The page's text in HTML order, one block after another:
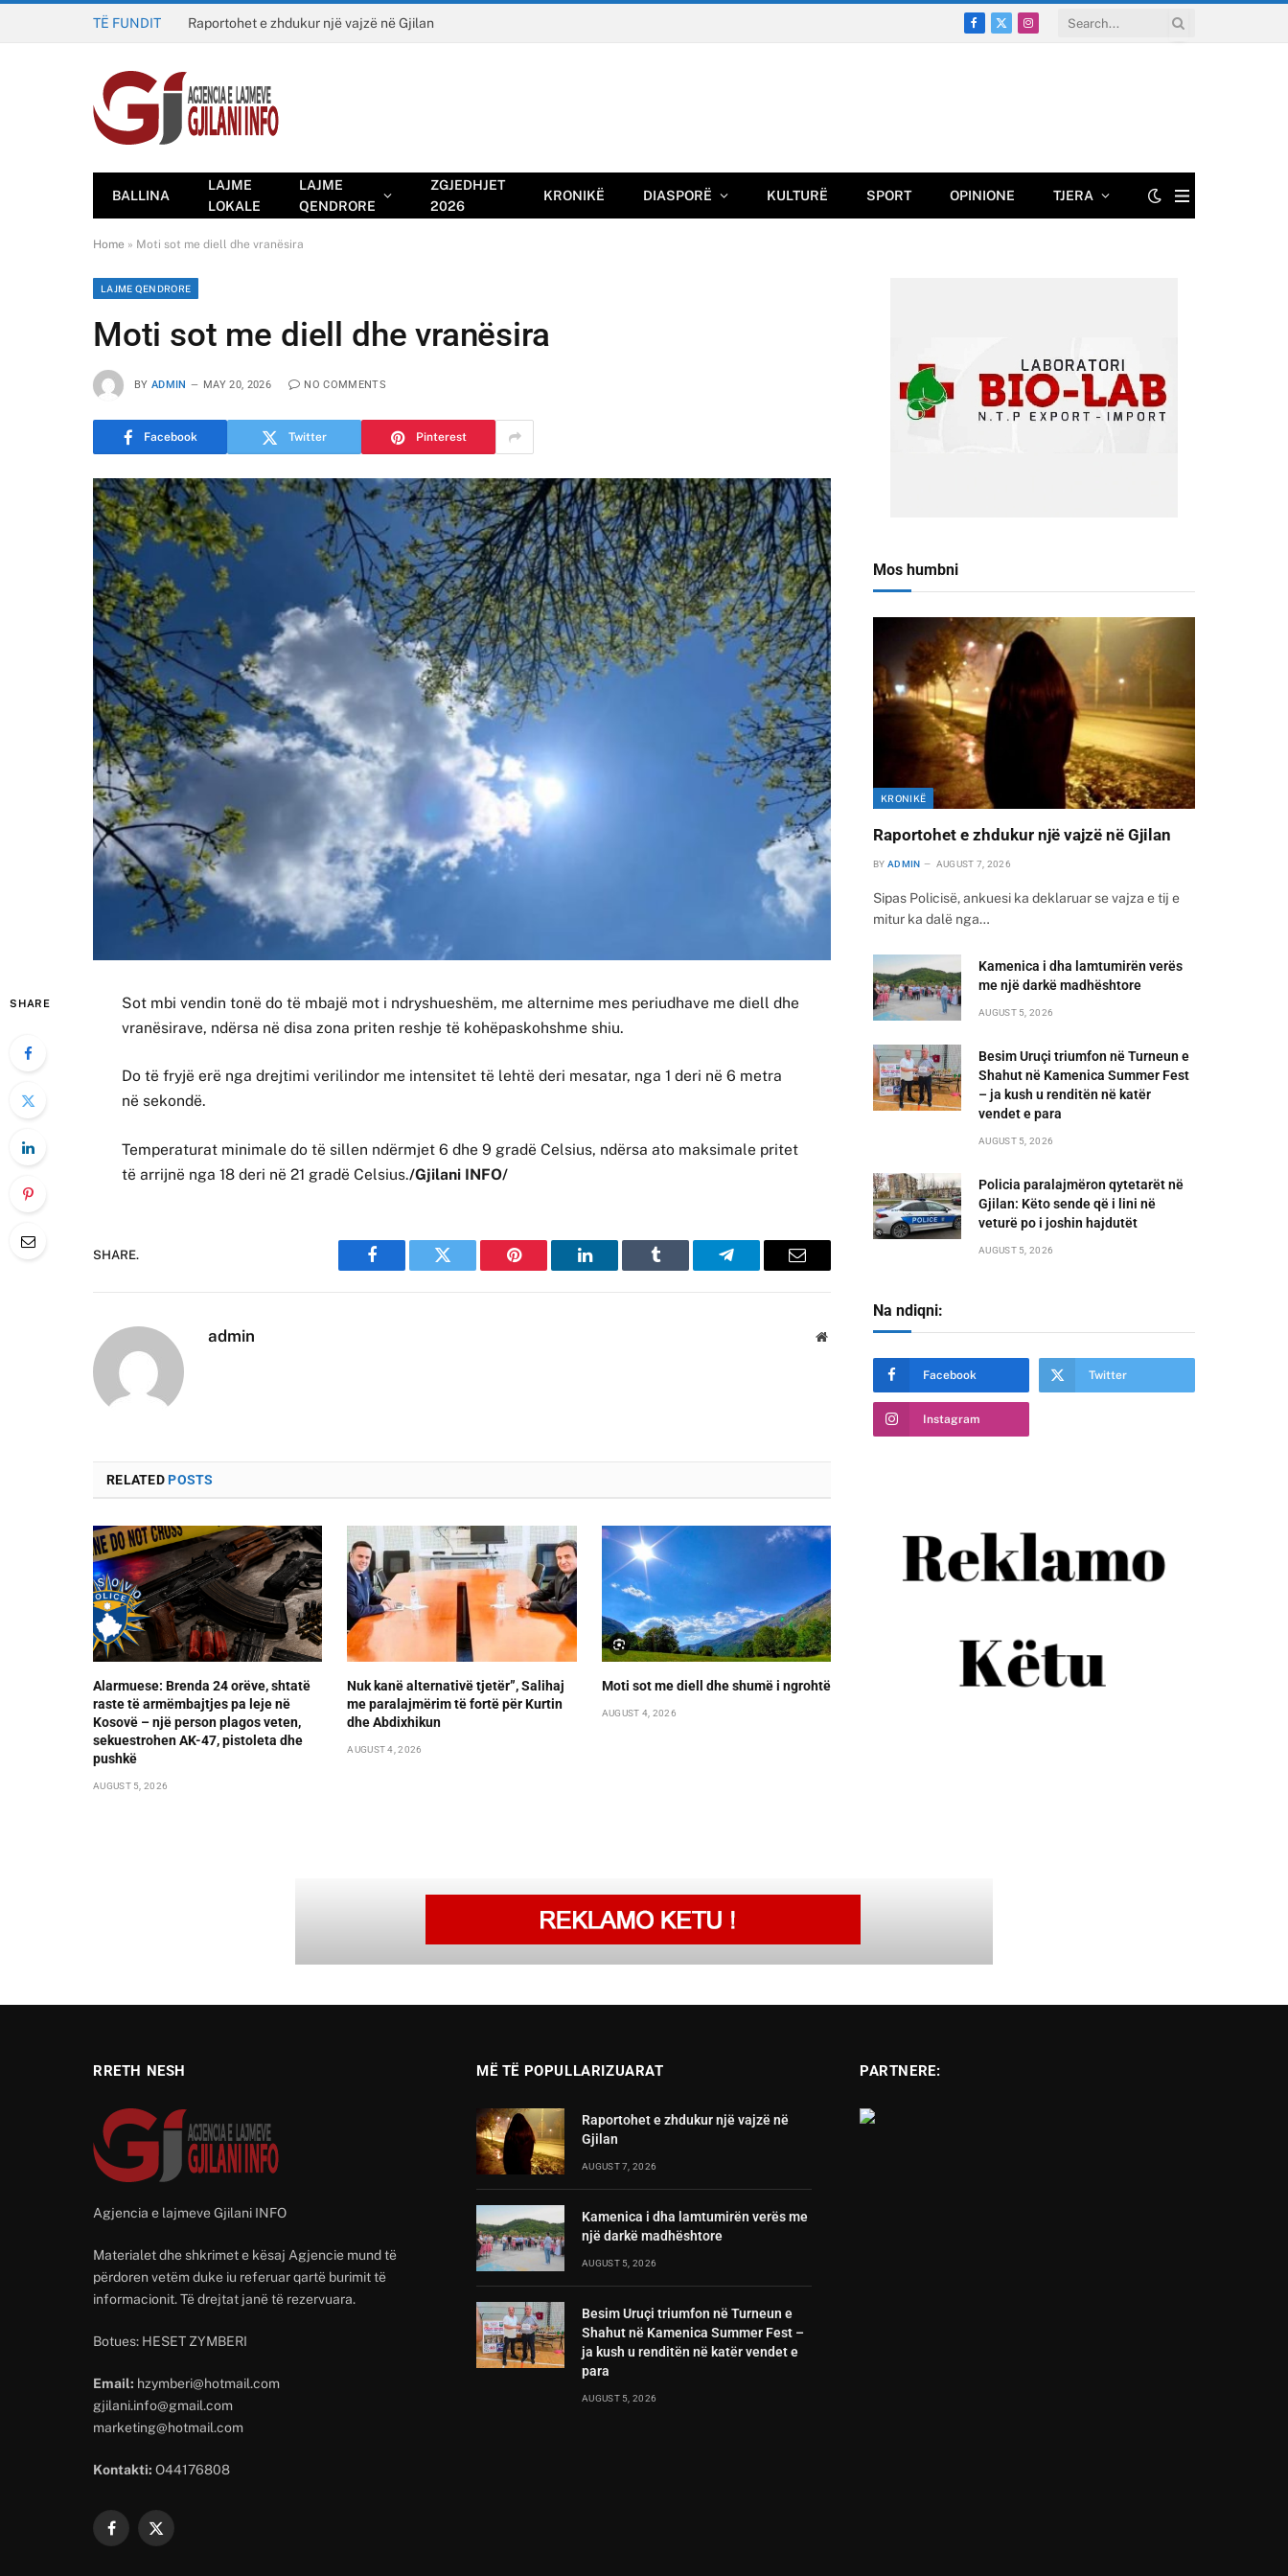
TË FUNDIT Raportohet e zhdukur një vajzë në Gjilan
Facebook
X
Instagram
BALLINA
LAJME
LOKALE
LAJME
QENDRORE
ZGJEDHJET
2026
KRONIKË DIASPORË KULTURË SPORT OPINIONE TJERA
Home » Moti sot me diell dhe vranësira
LAJME QENDRORE
Moti sot me diell dhe vranësira
BY ADMIN MAY 20, 2026 NO COMMENTS
Facebook Twitter Pinterest
SHARE
Sot mbi vendin tonë do të mbajë mot i ndryshueshëm, me alternime mes periudhave me diell dhe
vranësirave, ndërsa në disa zona priten reshje të kohëpaskohshme shiu.
Do të fryjë erë nga drejtimi verilindor me intensitet të lehtë deri mesatar, nga 1 deri në 6 metra
në sekondë.
Temperaturat minimale do të sillen ndërmjet 6 dhe 9 gradë Celsius, ndërsa ato maksimale pritet
të arrijnë nga 18 deri në 21 gradë Celsius./Gjilani INFO/
SHARE.
Facebook Twitter Pinterest LinkedIn Tumblr Telegram Email
admin Website
RELATEDPOSTS
Alarmuese: Brenda 24 orëve, shtatë
raste të armëmbajtjes pa leje në
Kosovë – një person plagos veten,
sekuestrohen AK-47, pistoleta dhe
pushkë
AUGUST 5, 2026
Nuk kanë alternativë tjetër”, Salihaj
me paralajmërim të fortë për Kurtin
dhe Abdixhikun
AUGUST 4, 2026
Moti sot me diell dhe shumë i ngrohtë
AUGUST 4, 2026
Mos humbni
KRONIKË
Raportohet e zhdukur një vajzë në Gjilan
BY ADMIN AUGUST 7, 2026
Sipas Policisë, ankuesi ka deklaruar se vajza e tij e
mitur ka dalë nga…
Kamenica i dha lamtumirën verës
me një darkë madhështore
AUGUST 5, 2026
Besim Uruçi triumfon në Turneun e
Shahut në Kamenica Summer Fest
– ja kush u renditën në katër
vendet e para
AUGUST 5, 2026
Policia paralajmëron qytetarët në
Gjilan: Këto sende që i lini në
veturë po i joshin hajdutët
AUGUST 5, 2026
Na ndiqni:
Facebook Twitter
Instagram
RRETH NESH
Agjencia e lajmeve Gjilani INFO
Materialet dhe shkrimet e kësaj Agjencie mund të
përdoren vetëm duke iu referuar qartë burimit të
informacionit. Të drejtat janë të rezervuara.
Botues: HESET ZYMBERI
Email: hzymberi@hotmail.com
gjilani.info@gmail.com
marketing@hotmail.com
Kontakti: O44176808
Facebook
X
MË TË POPULLARIZUARAT
Raportohet e zhdukur një vajzë në
Gjilan
AUGUST 7, 2026
Kamenica i dha lamtumirën verës me
një darkë madhështore
AUGUST 5, 2026
Besim Uruçi triumfon në Turneun e
Shahut në Kamenica Summer Fest –
ja kush u renditën në katër vendet e
para
AUGUST 5, 2026
PARTNERE: